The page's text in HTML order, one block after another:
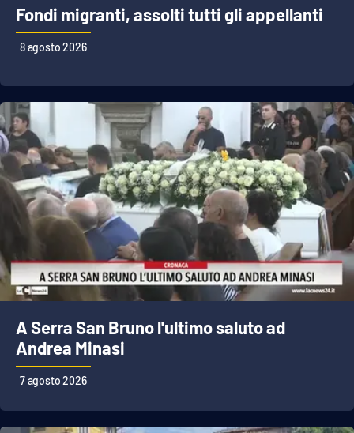
RUBRICHE
Good Morning Vietnam
Parchi Marini Calabria
Leggendo Alvaro insieme
Imprese Di Calabria
Le perfidie di Antonella Grippo
Venti di comunicazione
STREAMING
LaC TV
LaC Network
Fondi migranti, assolti tutti gli appellanti
8 agosto 2026
A Serra San Bruno l'ultimo saluto ad
Andrea Minasi
7 agosto 2026